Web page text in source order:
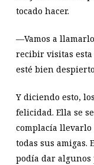
tocado hacer.
—Vamos a
recibir visitas esta
esté bien
Y diciendo esto,
felicidad. Ella se
complacía llevarlo
todas sus amigas.
podía dar algunos